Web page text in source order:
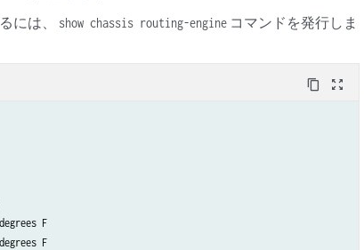
には、 show chassis routing-engine コマンドを発行しま
content_copy zoom_out_map
F
F